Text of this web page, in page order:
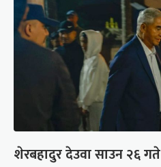
शेरबहादुर देउवा साउन २६